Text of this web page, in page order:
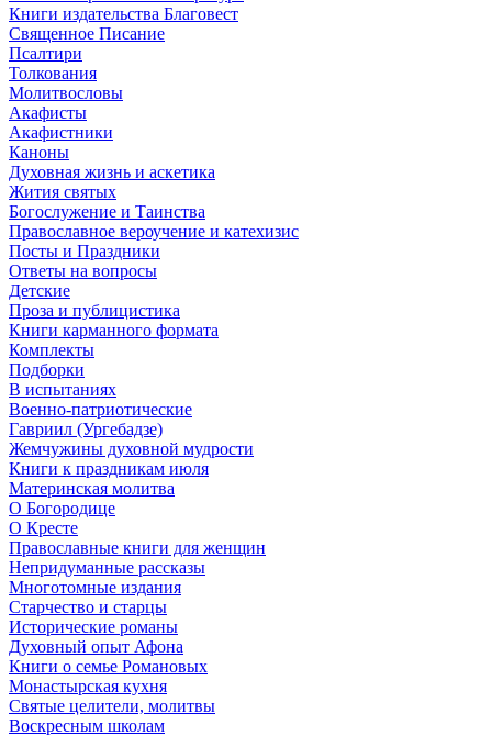
Книги издательства Благовест
Священное Писание
Псалтири
Толкования
Молитвословы
Акафисты
Акафистники
Каноны
Духовная жизнь и аскетика
Жития святых
Богослужение и Таинства
Православное вероучение и катехизис
Посты и Праздники
Ответы на вопросы
Детские
Проза и публицистика
Книги карманного формата
Комплекты
Подборки
В испытаниях
Военно-патриотические
Гавриил (Ургебадзе)
Жемчужины духовной мудрости
Книги к праздникам июля
Материнская молитва
О Богородице
О Кресте
Православные книги для женщин
Непридуманные рассказы
Многотомные издания
Старчество и старцы
Исторические романы
Духовный опыт Афона
Книги о семье Романовых
Монастырская кухня
Святые целители, молитвы
Воскресным школам